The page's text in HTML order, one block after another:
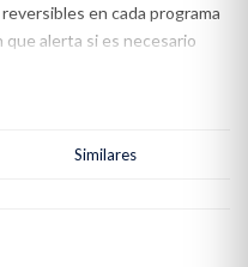
en cada programa
alerta si es necesario
sea más espesa, más
tecnología ActiveSense™
Similares